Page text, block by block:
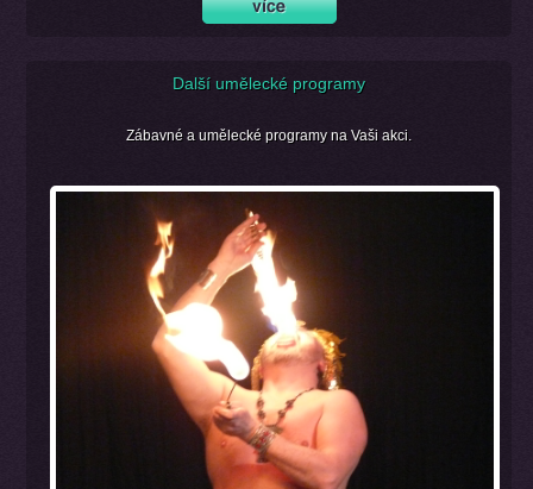
Další umělecké programy
Zábavné a umělecké programy na Vaši akci.